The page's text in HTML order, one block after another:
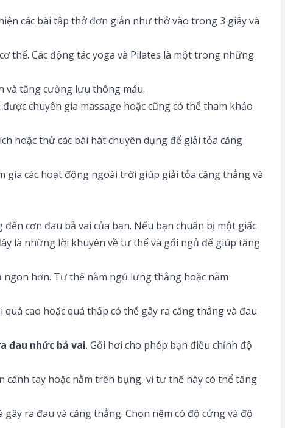
các bài tập thở đơn giản như thở vào trong 3 giây và
thể. Các động tác yoga và Pilates là một trong những
và tăng cường lưu thông máu.
chuyên gia massage hoặc cũng có thể tham khảo
hoặc thử các bài hát chuyên dụng để giải tỏa căng
gia các hoạt động ngoài trời giúp giải tỏa căng thẳng và
cơn đau bả vai của bạn. Nếu bạn chuẩn bị một giấc
là những lời khuyên về tư thế và gối ngủ để giúp tăng
hơn. Tư thế nằm ngủ lưng thẳng hoặc nằm
cao hoặc quá thấp có thể gây ra căng thẳng và đau
đau nhức bả vai. Gối hơi cho phép bạn điều chỉnh độ
tay hoặc nằm trên bụng, vì tư thế này có thể tăng
ra đau và căng thẳng. Chọn nệm có độ cứng và độ